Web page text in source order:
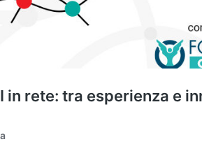
in rete: tra esperienza e